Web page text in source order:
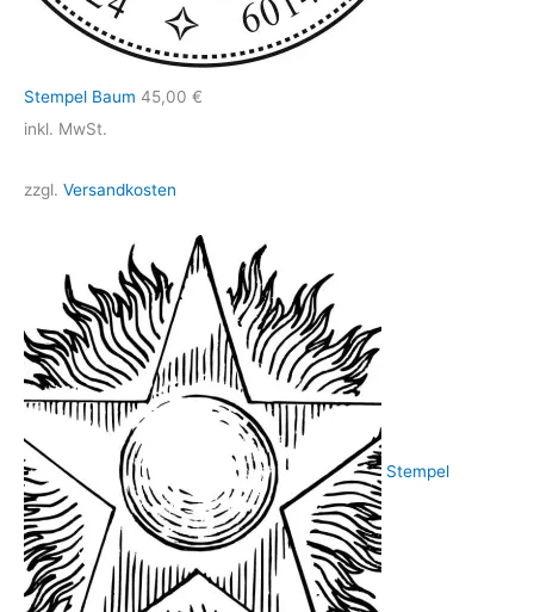
Stempel Baum 45,00 €
inkl. MwSt.
zzgl. Versandkosten
Stempel